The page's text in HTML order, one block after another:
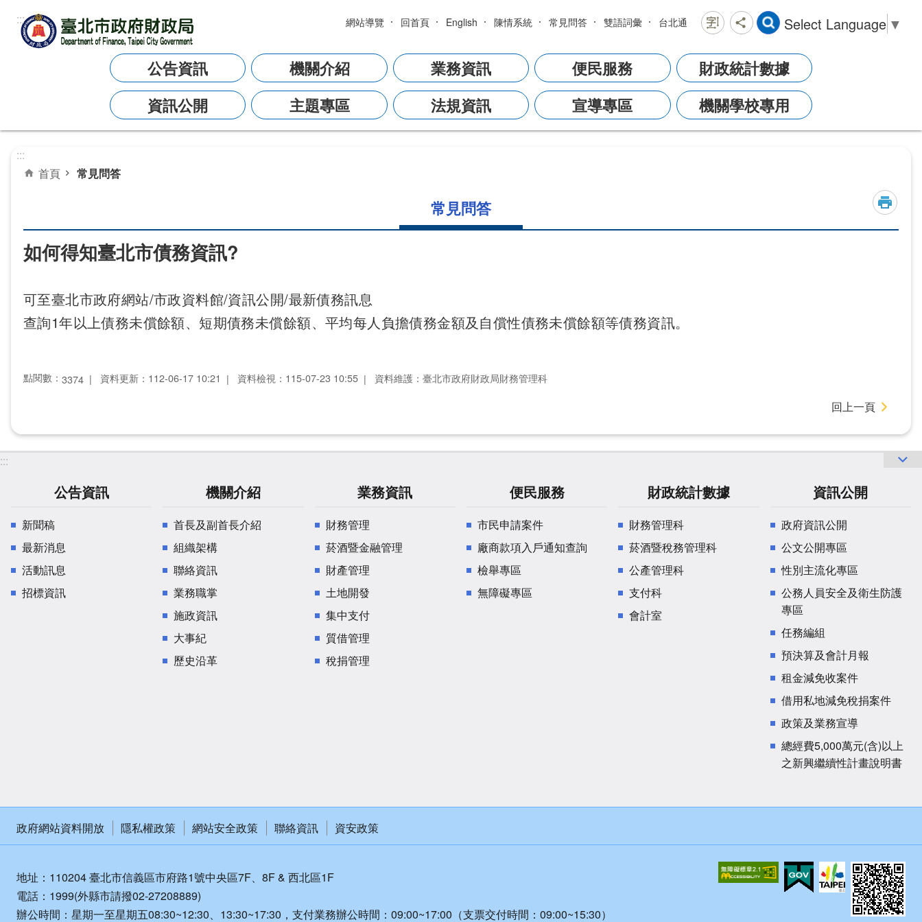
跳到主要內容區塊
::: 網站導覽 回首頁 English 陳情系統 常見問答 雙語詞彙 台北通 Select Language ▼
公告資訊 機關介紹 業務資訊 便民服務
財政統計數據
資訊公開
主題專區 法規資訊 宣導專區 機關學校專用
:::
首頁 常見問答
常見問答
如何得知臺北市債務資訊?
可至臺北市政府網站/市政資料館/資訊公開/最新債務訊息
查詢1年以上債務未償餘額、短期債務未償餘額、平均每人負擔債務金額及自償性債務未償餘額等債務資訊。
點閱數： 3374 資料更新：112-06-17 10:21 資料檢視：115-07-23 10:55 資料維護：臺北市政府財政局財務管理科
回上一頁
:::
公告資訊
新聞稿
最新消息
活動訊息
招標資訊
機關介紹
首長及副首長介紹
組織架構
聯絡資訊
業務職掌
施政資訊
大事紀
歷史沿革
業務資訊
財務管理
菸酒暨金融管理
財產管理
土地開發
集中支付
質借管理
稅捐管理
便民服務
市民申請案件
廠商款項入戶通知查詢
檢舉專區
無障礙專區
財政統計數據
財務管理科
菸酒暨稅務管理科
公產管理科
支付科
會計室
資訊公開
政府資訊公開
公文公開專區
性別主流化專區
公務人員安全及衛生防護
專區
任務編組
預決算及會計月報
租金減免收案件
借用私地減免稅捐案件
政策及業務宣導
總經費5,000萬元(含)以上
之新興繼續性計畫說明書
政府網站資料開放 隱私權政策 網站安全政策 聯絡資訊 資安政策
地址：110204 臺北市信義區市府路1號中央區7F、8F & 西北區1F
電話：1999(外縣市請撥02-27208889)
辦公時間：星期一至星期五08:30~12:30、13:30~17:30，支付業務辦公時間：09:00~17:00（支票交付時間：09:00~15:30）